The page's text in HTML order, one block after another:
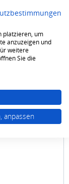
90 cm
platzieren, um
anzuzeigen und
weitere
Sie die
anpassen